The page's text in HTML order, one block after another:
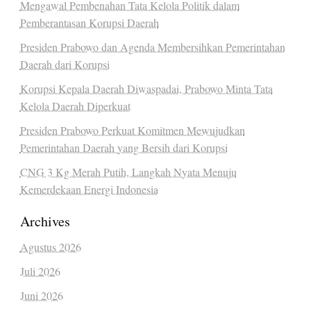
Mengawal Pembenahan Tata Kelola Politik dalam
Pemberantasan Korupsi Daerah
Presiden Prabowo dan Agenda Membersihkan Pemerintahan
Daerah dari Korupsi
Korupsi Kepala Daerah Diwaspadai, Prabowo Minta Tata
Kelola Daerah Diperkuat
Presiden Prabowo Perkuat Komitmen Mewujudkan
Pemerintahan Daerah yang Bersih dari Korupsi
CNG 3 Kg Merah Putih, Langkah Nyata Menuju
Kemerdekaan Energi Indonesia
Archives
Agustus 2026
Juli 2026
Juni 2026